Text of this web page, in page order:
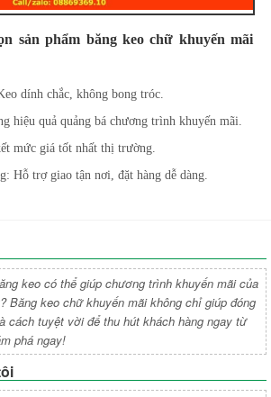
sản phẩm băng keo chữ khuyến mãi
dính chắc, không bong tróc.
hiệu quả quảng bá chương trình khuyến mãi.
mức giá tốt nhất thị trường.
Hỗ trợ giao tận nơi, đặt hàng dễ dàng.
keo có thể giúp chương trình khuyến mãi của
Băng keo chữ khuyến mãi không chỉ giúp đóng
cách tuyệt vời để thu hút khách hàng ngay từ
phá ngay!